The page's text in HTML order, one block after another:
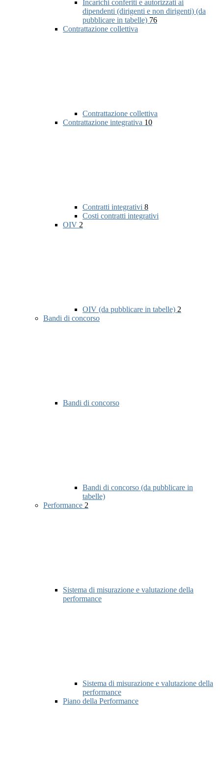
Incarichi conferiti e autorizzati ai
dipendenti (dirigenti e non dirigenti) (da
pubblicare in tabelle) 76
Contrattazione collettiva
Contrattazione collettiva
Contrattazione integrativa 10
Contratti integrativi 8
Costi contratti integrativi
OIV 2
OIV (da pubblicare in tabelle) 2
Bandi di concorso
Bandi di concorso
Bandi di concorso (da pubblicare in
tabelle)
Performance 2
Sistema di misurazione e valutazione della
performance
Sistema di misurazione e valutazione della
performance
Piano della Performance